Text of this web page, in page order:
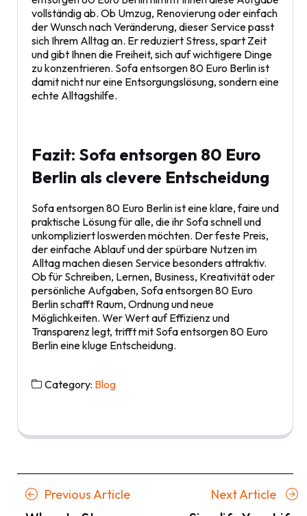
vollständig ab. Ob Umzug, Renovierung oder einfach
der Wunsch nach Veränderung, dieser Service passt
sich Ihrem Alltag an. Er reduziert Stress, spart Zeit
und gibt Ihnen die Freiheit, sich auf wichtigere Dinge
zu konzentrieren. Sofa entsorgen 80 Euro Berlin ist
damit nicht nur eine Entsorgungslösung, sondern eine
echte Alltagshilfe.
Fazit: Sofa entsorgen 80 Euro
Berlin als clevere Entscheidung
Sofa entsorgen 80 Euro Berlin ist eine klare, faire und
praktische Lösung für alle, die ihr Sofa schnell und
unkompliziert loswerden möchten. Der feste Preis,
der einfache Ablauf und der spürbare Nutzen im
Alltag machen diesen Service besonders attraktiv.
Ob für Schreiben, Lernen, Business, Kreativität oder
persönliche Aufgaben, Sofa entsorgen 80 Euro
Berlin schafft Raum, Ordnung und neue
Möglichkeiten. Wer Wert auf Effizienz und
Transparenz legt, trifft mit Sofa entsorgen 80 Euro
Berlin eine kluge Entscheidung.
Category: Blog
Posts
Previous ArticlePrevious
Next Article
Next